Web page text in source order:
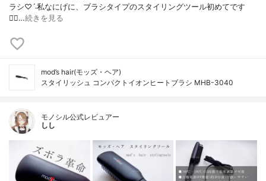
ラシ♡ˊ˗ 私なにげに、ブラシタイプの スタイリングツール初めてです
◡̈⃝…続きを見る
mod’s hair(モッズ・ヘア)
スタイリッシュ コンパクトイオンヒートブラシ MHB-3040
モノシル公式レビュアー
しし